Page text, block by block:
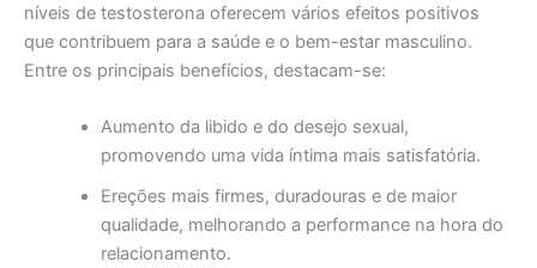
níveis de testosterona oferecem vários efeitos positivos
que contribuem para a saúde e o bem-estar masculino.
Entre os principais benefícios, destacam-se:
Aumento da libido e do desejo sexual,
promovendo uma vida íntima mais satisfatória.
Ereções mais firmes, duradouras e de maior
qualidade, melhorando a performance na hora do
relacionamento.